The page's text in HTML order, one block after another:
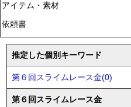
アイテム・素材
依頼書
推定した個別キーワード
第６回スライムレース金(0)
第６回スライムレース金